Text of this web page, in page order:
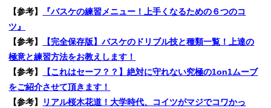
【参考】
『バスケの練習メニュー！上手くなるための６つのコ
ツ』
【参考】
【完全保存版】バスケのドリブル技と種類一覧！上達の
極意と練習方法をお教えします！
【参考】
【これはセーフ？？】絶対に守れない究極の1on1ムーブ
をご紹介させて頂きます！
【参考】
リアル桜木花道！大学時代、コイツがマジでコワかっ